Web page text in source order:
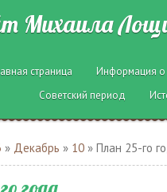
Михаила
страница Информация о
Советский период
» Декабрь » 10 » План 25-го
года